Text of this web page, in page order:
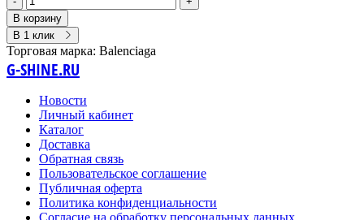
В корзину
В 1 клик
Торговая марка: Balenciaga
G-SHINE.RU
Новости
Личный кабинет
Каталог
Доставка
Обратная связь
Пользовательское соглашение
Публичная оферта
Политика конфиденциальности
Согласие на обработку персональных данных